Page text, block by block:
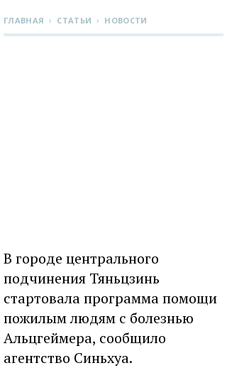
ГЛАВНАЯ › СТАТЬИ › НОВОСТИ
В городе центрального
подчинения Тяньцзинь
стартовала программа помощи
пожилым людям с болезнью
Альцгеймера, сообщило
агентство Синьхуа.